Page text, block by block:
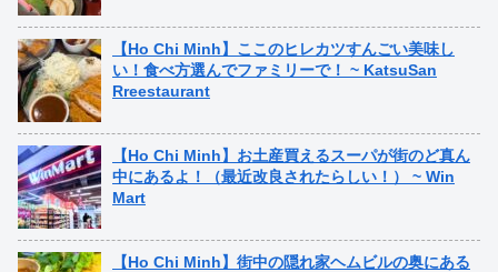
【Ho Chi Minh】ここのヒレカツすんごい美味し
い！食べ方選んでファミリーで！ ~ KatsuSan
Rreestaurant
【Ho Chi Minh】お土産買えるスーパが街のど真ん
中にあるよ！（最近改良されたらしい！） ~ Win
Mart
【Ho Chi Minh】街中の隠れ家ヘムビルの奥にある